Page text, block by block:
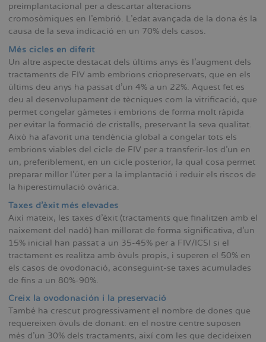
preimplantacional per a descartar alteracions
cromosòmiques en l'embrió. L'edat avançada de la dona és la
causa de la seva indicació en un 70% dels casos.
Més cicles en diferit
Un altre aspecte destacat dels últims anys és l'augment dels
tractaments de FIV amb embrions criopreservats, que en els
últims deu anys ha passat d'un 4% a un 22%. Aquest fet es
deu al desenvolupament de tècniques com la vitrificació, que
permet congelar gàmetes i embrions de forma molt ràpida
per evitar la formació de cristalls, preservant la seva qualitat.
Això ha afavorit una tendència global a congelar tots els
embrions viables del cicle de FIV per a transferir-los d'un en
un, preferiblement, en un cicle posterior, la qual cosa permet
preparar millor l'úter per a la implantació i reduir els riscos de
la hiperestimulació ovàrica.
Taxes d'èxit més elevades
Així mateix, les taxes d'èxit (tractaments que finalitzen amb el
naixement del nadó) han millorat de forma significativa, d'un
15% inicial han passat a un 35-45% per a FIV/ICSI si el
tractament es realitza amb òvuls propis, i superen el 50% en
els casos de ovodonació, aconseguint-se taxes acumulades
de fins a un 80%-90%.
Creix la ovodonación i la preservació
També ha crescut progressivament el nombre de dones que
requereixen òvuls de donant: en el nostre centre suposen
més d'un 30% dels tractaments, així com les que decideixen